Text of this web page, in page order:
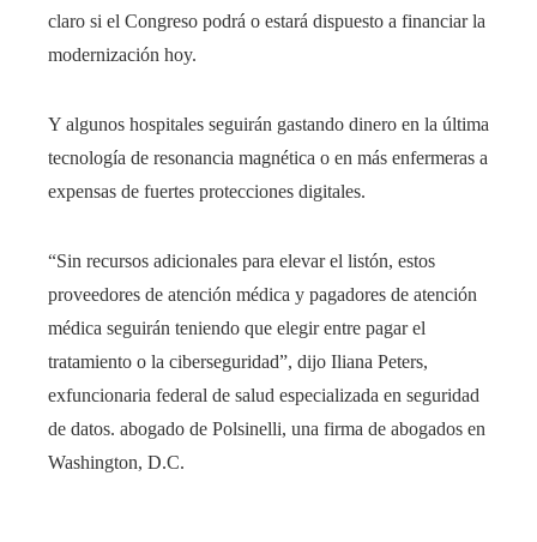
claro si el Congreso podrá o estará dispuesto a financiar la
modernización hoy.
Y algunos hospitales seguirán gastando dinero en la última
tecnología de resonancia magnética o en más enfermeras a
expensas de fuertes protecciones digitales.
“Sin recursos adicionales para elevar el listón, estos
proveedores de atención médica y pagadores de atención
médica seguirán teniendo que elegir entre pagar el
tratamiento o la ciberseguridad”, dijo Iliana Peters,
exfuncionaria federal de salud especializada en seguridad
de datos. abogado de Polsinelli, una firma de abogados en
Washington, D.C.